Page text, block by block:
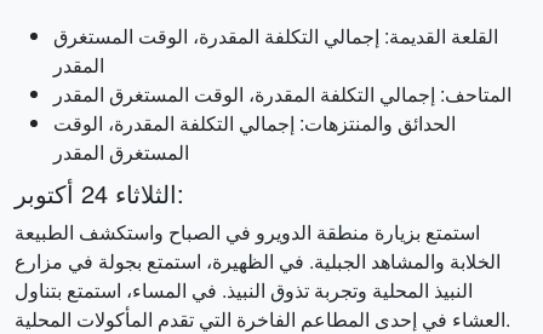
القلعة القديمة: إجمالي التكلفة المقدرة، الوقت المستغرق
المقدر
المتاحف: إجمالي التكلفة المقدرة، الوقت المستغرق المقدر
الحدائق والمنتزهات: إجمالي التكلفة المقدرة، الوقت
المستغرق المقدر
الثلاثاء 24 أكتوبر:
استمتع بزيارة منطقة الدويرو في الصباح واستكشف الطبيعة
الخلابة والمشاهد الجبلية. في الظهيرة، استمتع بجولة في مزارع
النبيذ المحلية وتجربة تذوق النبيذ. في المساء، استمتع بتناول
العشاء في إحدى المطاعم الفاخرة التي تقدم المأكولات المحلية.